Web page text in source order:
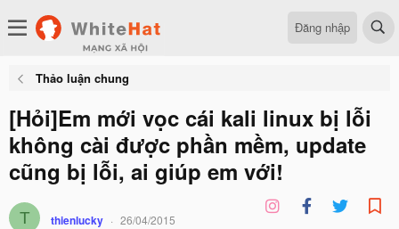
Đăng nhập
Thảo luận chung
[Hỏi]Em mới vọc cái kali linux bị lỗi
không cài được phần mềm, update
cũng bị lỗi, ai giúp em với!
T thienlucky 26/04/2015